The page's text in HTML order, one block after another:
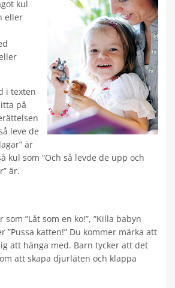
kul
eller
i texten
på
leve de
är
kul som ”Och så levde de upp och
är.
”Låt som en ko!”, ”Killa babyn
”Pussa katten!” Du kommer märka att
att hänga med. Barn tycker att det
att skapa djurläten och klappa